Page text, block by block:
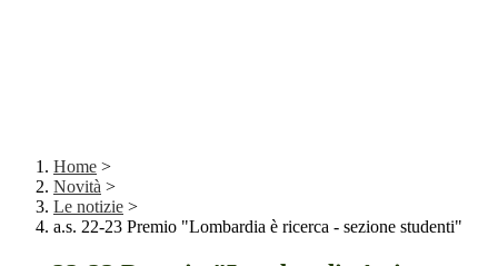
Home >
Novità >
Le notizie >
a.s. 22-23 Premio "Lombardia è ricerca - sezione studenti"